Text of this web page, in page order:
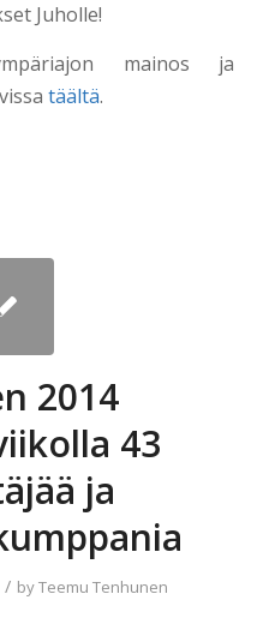
Juholle!
mainos ja
täältä.
2014
43
ja
/ byTeemu Tenhunen